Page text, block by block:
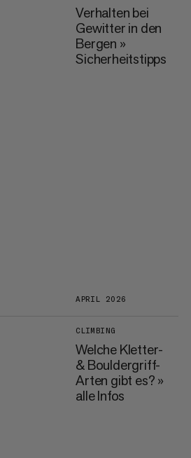
Verhalten bei
Gewitter in den
Bergen »
Sicherheitstipps
APRIL 2026
CLIMBING
Welche Kletter-
& Bouldergriff-
Arten gibt es? »
alle Infos